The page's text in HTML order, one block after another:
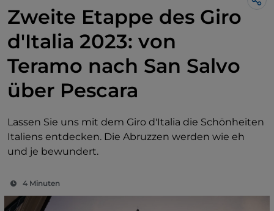
Zweite Etappe des Giro
d'Italia 2023: von
Teramo nach San Salvo
über Pescara
Lassen Sie uns mit dem Giro d'Italia die Schönheiten
Italiens entdecken. Die Abruzzen werden wie eh
und je bewundert.
4 Minuten